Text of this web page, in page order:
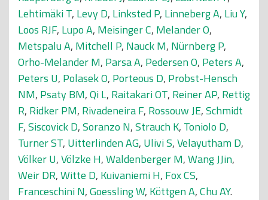
Lehtimäki T, Levy D, Linksted P, Linneberg A, Liu Y,
Loos RJF, Lupo A, Meisinger C, Melander O,
Metspalu A, Mitchell P, Nauck M, Nürnberg P,
Orho-Melander M, Parsa A, Pedersen O, Peters A,
Peters U, Polasek O, Porteous D, Probst-Hensch
NM, Psaty BM,Qi L, Raitakari OT, Reiner AP, Rettig
R, Ridker PM, Rivadeneira F, Rossouw JE,Schmidt
F,Siscovick D,Soranzo N,Strauch K, Toniolo D,
Turner ST, Uitterlinden AG, Ulivi S,Velayutham D,
Völker U,Völzke H,Waldenberger M,Wang JJin,
Weir DR,Witte D, Kuivaniemi H, Fox CS,
Franceschini N,Goessling W, Köttgen A,Chu AY.